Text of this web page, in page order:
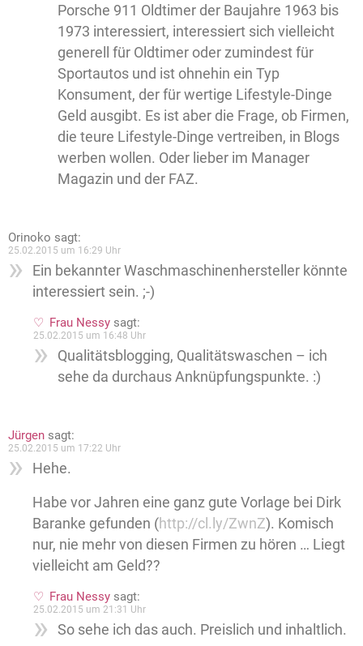
Porsche 911 Oldtimer der Baujahre 1963 bis
1973 interessiert, interessiert sich vielleicht
generell für Oldtimer oder zumindest für
Sportautos und ist ohnehin ein Typ
Konsument, der für wertige Lifestyle-Dinge
Geld ausgibt. Es ist aber die Frage, ob Firmen,
die teure Lifestyle-Dinge vertreiben, in Blogs
werben wollen. Oder lieber im Manager
Magazin und der FAZ.
Orinoko sagt:
25.02.2015 um 16:29 Uhr
Ein bekannter Waschmaschinenhersteller könnte
interessiert sein. ;-)
Frau Nessy sagt:
25.02.2015 um 16:48 Uhr
Qualitätsblogging, Qualitätswaschen – ich
sehe da durchaus Anknüpfungspunkte. :)
Jürgen sagt:
25.02.2015 um 17:22 Uhr
Hehe.
Habe vor Jahren eine ganz gute Vorlage bei Dirk
Baranke gefunden (http://cl.ly/ZwnZ). Komisch
nur, nie mehr von diesen Firmen zu hören … Liegt
vielleicht am Geld??
Frau Nessy sagt:
25.02.2015 um 21:31 Uhr
So sehe ich das auch. Preislich und inhaltlich.